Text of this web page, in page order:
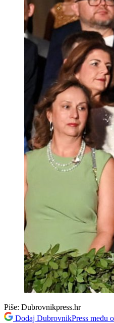
Piše: Dubrovnikpress.hr
Dodaj DubrovnikPress među